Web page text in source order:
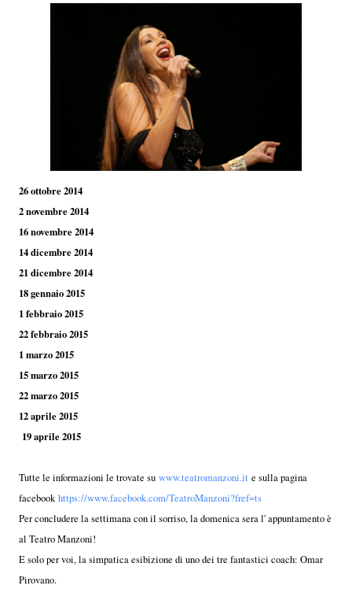
26 ottobre 2014
2 novembre 2014
16 novembre 2014
14 dicembre 2014
21 dicembre 2014
18 gennaio 2015
1 febbraio 2015
22 febbraio 2015
1 marzo 2015
15 marzo 2015
22 marzo 2015
12 aprile 2015
19 aprile 2015
Tutte le informazioni le trovate su www.teatromanzoni.it e sulla pagina
facebook https://www.facebook.com/TeatroManzoni?fref=ts
Per concludere la settimana con il sorriso, la domenica sera l' appuntamento è
al Teatro Manzoni!
E solo per voi, la simpatica esibizione di uno dei tre fantastici coach: Omar
Pirovano.